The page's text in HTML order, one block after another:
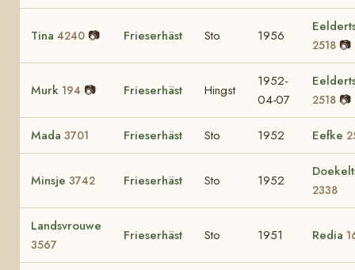
Tina 4240 📷 Frieserhäst Sto 1956
2518 📷
Murk 194 📷 Frieserhäst Hingst
1952-
04-07
2518 📷
Mada 3701 Frieserhäst Sto 1952 Eefke
Minsje 3742 Frieserhäst Sto 1952
2338
Landsvrouwe
3567
Frieserhäst Sto 1951 Redia